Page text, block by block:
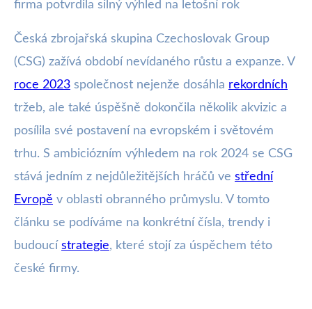
firma potvrdila silný výhled na letošní rok
Česká zbrojařská skupina Czechoslovak Group
(CSG) zažívá období nevídaného růstu a expanze. V
roce 2023 společnost nejenže dosáhla rekordních
tržeb, ale také úspěšně dokončila několik akvizic a
posílila své postavení na evropském i světovém
trhu. S ambiciózním výhledem na rok 2024 se CSG
stává jedním z nejdůležitějších hráčů ve střední
Evropě v oblasti obranného průmyslu. V tomto
článku se podíváme na konkrétní čísla, trendy i
budoucí strategie, které stojí za úspěchem této
české firmy.